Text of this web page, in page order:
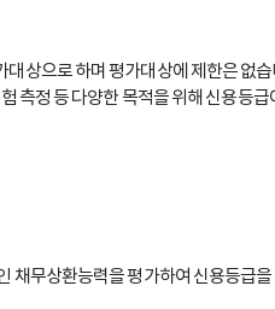
상으로 하며 평가대상에 제한은 없
측정 등 다양한 목적을 위해 신용등
채무상환능력을 평가하여 신용등급